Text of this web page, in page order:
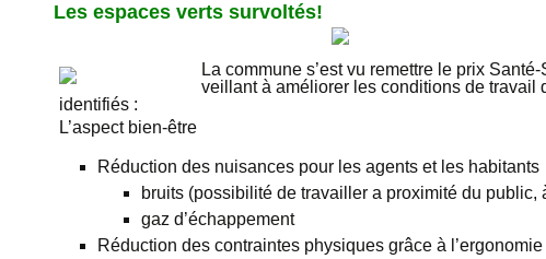
Les espaces verts survoltés!
La commune s’est vu remettre le prix
veillant à améliorer les conditions de travail
identifiés :
L’aspect bien-être
Réduction des nuisances pour les agents et les habitants
bruits (possibilité de travailler a proximité du public,
gaz d’échappement
Réduction des contraintes physiques grâce à